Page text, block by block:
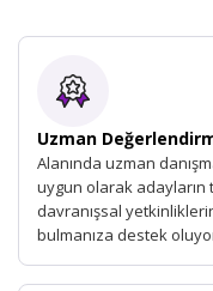
Uzman
Alanında uzman
uygun olarak adayların
davranışsal
bulmanıza destek